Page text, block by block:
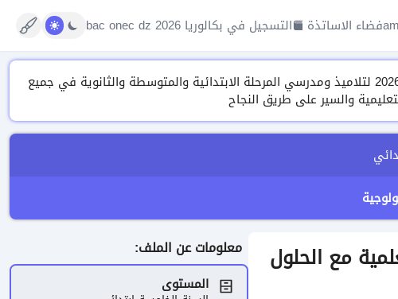
فضاء الاساتذة التسجيل في بكالوريا 2026 bac onec dz
مجموعة متنوعة من الدروس، التمارين ونماذج الفروض والاختبارات وتقييم المكتسبات 2026 لتلاميذ ومدرسي المرحلة الابتدائية والمتوسطة والثانوية في جميع
والسير على طريق النجاح
مع الحلول معلومات عن الملف:
المستوى